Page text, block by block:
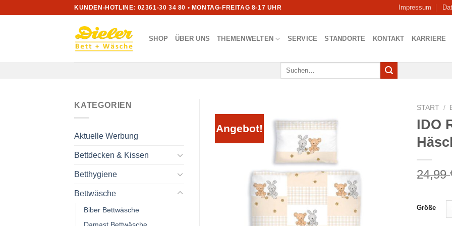
KUNDEN-HOTLINE: 02361-30 34 80 • MONTAG-FREITAG 8-17 UHR Impressum
SHOP ÜBER UNS THEMENWELTEN SERVICE STANDORTE KONTAKT KARRIERE
Suchen
KATEGORIEN
Aktuelle Werbung
Bettdecken & Kissen
Betthygiene
Bettwäsche
Biber Bettwäsche
Damast Bettwäsche
Angebot!
START /
IDO
24,99
Größe